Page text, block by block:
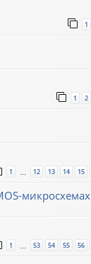
1
1 2
1 12 13 14 15
микросхемах
1 53 54 55 56